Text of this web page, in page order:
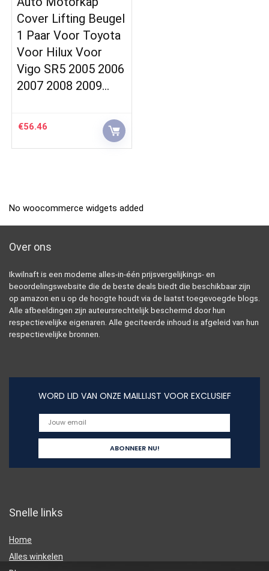
Cover Lifting Beugel
1 Paar Voor Toyota
Voor Hilux Voor
Vigo SR5 2005 2006
2007 2008 2009…
€56.46
No woocommerce widgets added
Over ons
Ikwilnaft is een moderne alles-in-één prijsvergelijkings- en
beoordelingswebsite die de beste deals biedt die beschikbaar zijn
op amazon en u op de hoogte houdt via de laatst toegevoegde blogs.
Alle afbeeldingen zijn auteursrechtelijk beschermd door hun
respectievelijke eigenaren. Alle geciteerde inhoud is afgeleid van hun
respectievelijke bronnen.
WORD LID VAN ONZE MAILLIJST VOOR EXCLUSIEF
Snelle links
Home
Alles winkelen